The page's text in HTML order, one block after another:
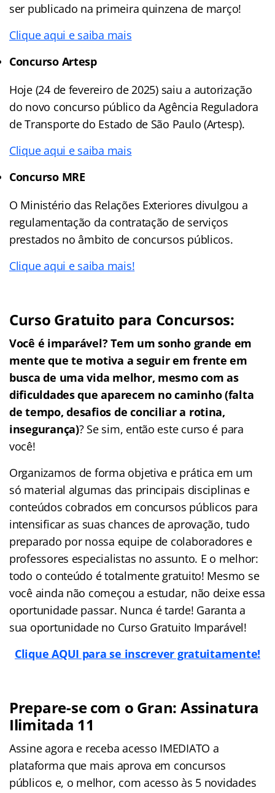
ser publicado na primeira quinzena de março!
Clique aqui e saiba mais
Concurso Artesp
Hoje (24 de fevereiro de 2025) saiu a autorização
do novo concurso público da Agência Reguladora
de Transporte do Estado de São Paulo (Artesp).
Clique aqui e saiba mais
Concurso MRE
O Ministério das Relações Exteriores divulgou a
regulamentação da contratação de serviços
prestados no âmbito de concursos públicos.
Clique aqui e saiba mais!
Curso Gratuito para Concursos:
Você é imparável? Tem um sonho grande em
mente que te motiva a seguir em frente em
busca de uma vida melhor, mesmo com as
dificuldades que aparecem no caminho (falta
de tempo, desafios de conciliar a rotina,
insegurança)? Se sim, então este curso é para
você!
Organizamos de forma objetiva e prática em um
só material algumas das principais disciplinas e
conteúdos cobrados em concursos públicos para
intensificar as suas chances de aprovação, tudo
preparado por nossa equipe de colaboradores e
professores especialistas no assunto. E o melhor:
todo o conteúdo é totalmente gratuito! Mesmo se
você ainda não começou a estudar, não deixe essa
oportunidade passar. Nunca é tarde! Garanta a
sua oportunidade no Curso Gratuito Imparável!
Clique AQUI para se inscrever gratuitamente!
Prepare-se com o Gran: Assinatura
Ilimitada 11
Assine agora e receba acesso IMEDIATO a
plataforma que mais aprova em concursos
públicos e, o melhor, com acesso às 5 novidades